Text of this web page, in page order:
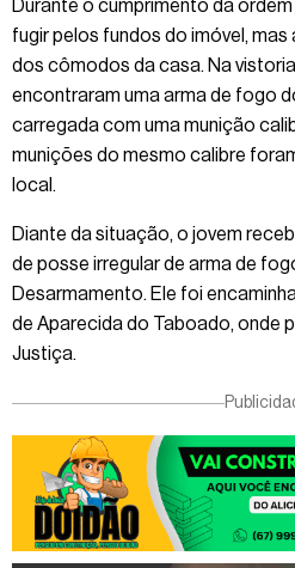
Durante o cumprimento da
fugir pelos fundos do imóvel,
dos cômodos da casa. Na
encontraram uma arma de fogo
carregada com uma munição
munições do mesmo calibre
local.
Diante da situação, o jovem
de posse irregular de arma de
Desarmamento. Ele foi
de Aparecida do Taboado, onde
Justiça.